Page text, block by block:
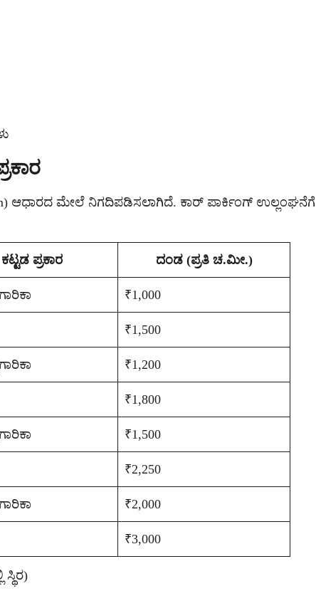
ಆಧಾರದ ಮೇಲೆ ನಿಗದಿಪಡಿಸಲಾಗಿದೆ. ಕಾರ್ ಪಾರ್ಕಿಂಗ್ ಉಲ್ಲಂಘನೆಗೆ
ಕಟ್ಟಡ ಪ್ರಕಾರ ದಂಡ (ಪ್ರತಿ ಚ.ಮೀ.)
₹1,000
₹1,500
₹1,200
₹1,800
₹1,500
₹2,250
₹2,000
₹3,000
ಸ್ಥಿರ)